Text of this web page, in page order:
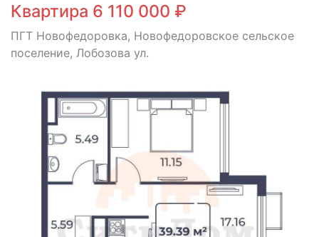
Квартира 6 110 000 ₽
ПГТ Новофедоровка, Новофедоровское сельское
поселение, Лобозова ул.